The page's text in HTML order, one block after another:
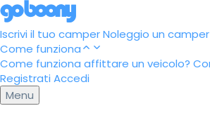
Iscrivi il tuo camperNoleggio un camper
Come funziona
Come funziona affittare un veicolo?
Registrati Accedi
Menu